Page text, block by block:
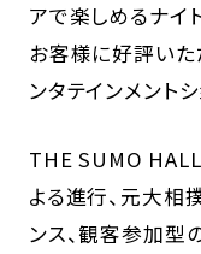
アで楽しめるナイ
お客様に好評い
ンタテインメントシ
THE SUMO
よる進行、元大相
ンス、観客参加型